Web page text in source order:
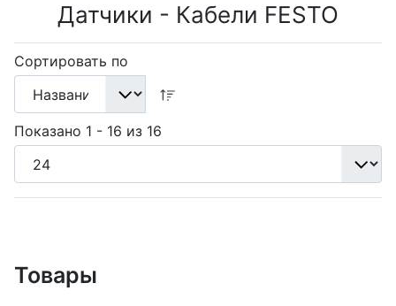
Датчики - Кабели FESTO
Сортировать по
Показано 1 - 16 из 16
Товары